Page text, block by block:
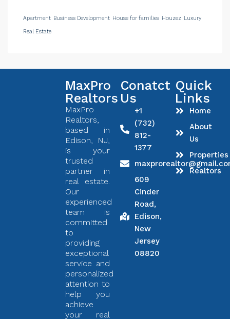
Apartment Business Development House for families Houzez Luxury
Real Estate
MaxPro
Realtors
MaxPro
Realtors,
based in
Edison, NJ,
is your
trusted
partner in
real estate.
Our
experienced
team is
committed
to
providing
exceptional
service and
personalized
attention to
help you
achieve
your real
Conatct
Us
+1
(732)
812-
1377
609
Cinder
Road,
Edison,
New
Jersey
08820
Quick
Links
Home
About
Us
Properties
Realtors